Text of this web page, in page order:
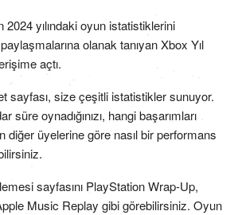
2024 yılındaki oyun istatistiklerini
olanak tanıyan Xbox Yıl
açtı.
sayfası, size çeşitli istatistikler sunuyor.
süre oynadığınızı, hangi başarımları
diğer üyelerine göre nasıl bir performans
sayfasını PlayStation Wrap-Up,
Music Replay gibi görebilirsiniz. Oyun